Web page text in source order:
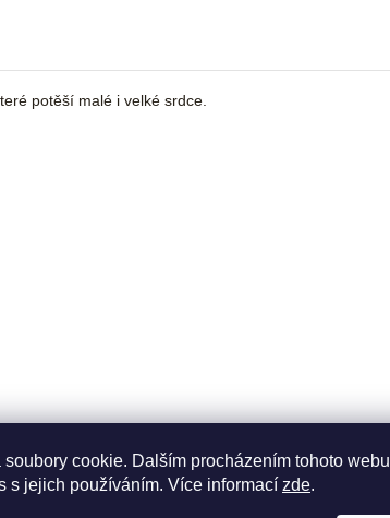
soubory cookie. Dalším procházením tohoto webu
s jejich používáním. Více informací zde.
potěší malé i velké srdce.